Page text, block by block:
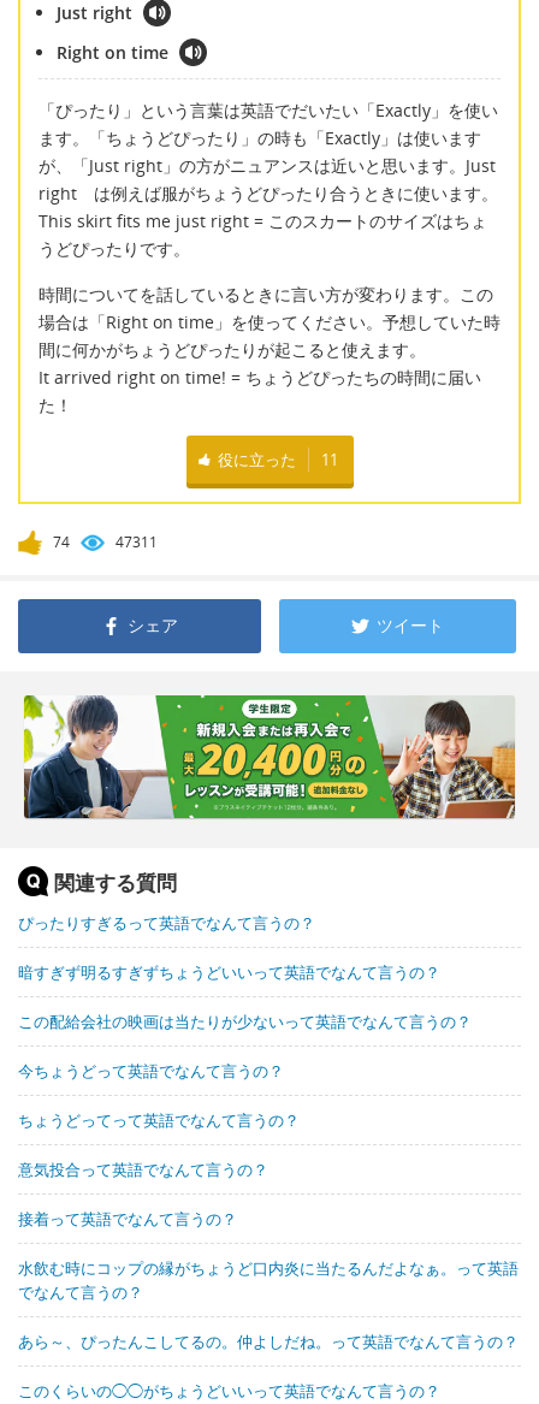
Just right
Right on time
「ぴったり」という言葉は英語でだいたい「Exactly」を使い
ます。「ちょうどぴったり」の時も「Exactly」は使います
が、「Just right」の方がニュアンスは近いと思います。Just
right は例えば服がちょうどぴったり合うときに使います。
This skirt fits me just right = このスカートのサイズはちょ
うどぴったりです。
時間についてを話しているときに言い方が変わります。この
場合は「Right on time」を使ってください。予想していた時
間に何かがちょうどぴったりが起こると使えます。
It arrived right on time! = ちょうどぴったちの時間に届い
た！
役に立った 11
74 47311
シェア ツイート
関連する質問
ぴったりすぎるって英語でなんて言うの？
暗すぎず明るすぎずちょうどいいって英語でなんて言うの？
この配給会社の映画は当たりが少ないって英語でなんて言うの？
今ちょうどって英語でなんて言うの？
ちょうどってって英語でなんて言うの？
意気投合って英語でなんて言うの？
接着って英語でなんて言うの？
水飲む時にコップの縁がちょうど口内炎に当たるんだよなぁ。って英語
でなんて言うの？
あら～、ぴったんこしてるの。仲よしだね。って英語でなんて言うの？
このくらいの◯◯がちょうどいいって英語でなんて言うの？